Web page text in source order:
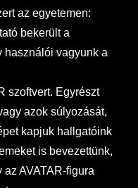
az egyetemen:
bekerült a
használói vagyunk a
szoftvert. Egyrészt
azok súlyozását,
kapjuk hallgatóink
is bevezettünk,
AVATAR-figura